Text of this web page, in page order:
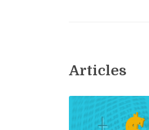
Articles